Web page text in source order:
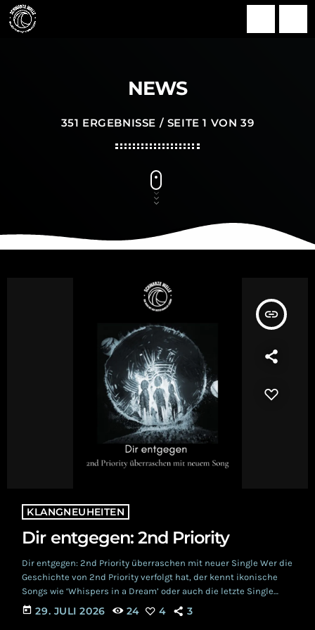
NEWS
351 ERGEBNISSE / SEITE 1 VON 39
insert_link
KLANGNEUHEITEN
Dir entgegen: 2nd Priority
Dir entgegen: 2nd Priority überraschen mit neuer Single Wer die
Geschichte von 2nd Priority verfolgt hat, der kennt ikonische
Songs wie ‘Whispers in a Dream’ oder auch die letzte Single
‘When you Came Around’. Seit vergangenem Frühling ist
Sängerin Franziska Widmer Teil der Schweizer Band. Heute
today 29. JULI 2026 24 4 3